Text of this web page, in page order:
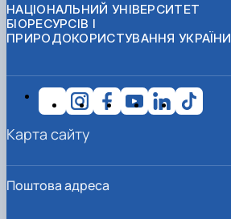
НАЦІОНАЛЬНИЙ УНІВЕРСИТЕТ
БІОРЕСУРСІВ І
ПРИРОДОКОРИСТУВАННЯ УКРАЇНИ
Поштова адреса
Карта сайту